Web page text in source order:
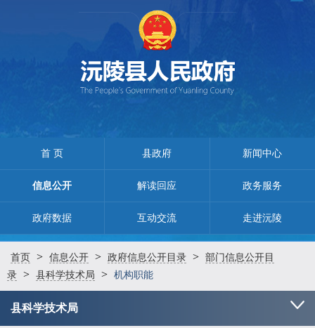
首 页 县政府 新闻中心
信息公开 解读回应 政务服务
政府数据 互动交流 走进沅陵
首页 > 信息公开 > 政府信息公开目录 > 部门信息公开目
录 > 县科学技术局 > 机构职能
县科学技术局